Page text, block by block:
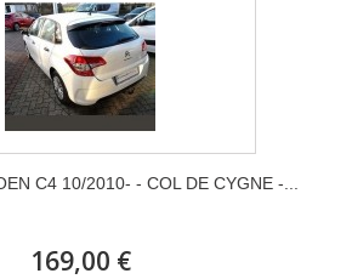
C4 10/2010- - COL DE CYGNE -...
169,00 €